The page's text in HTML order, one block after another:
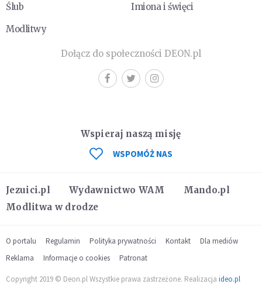
Ślub
Imiona i święci
Modlitwy
Dołącz do społeczności DEON.pl
Jezuici.pl Wydawnictwo WAM
Mando.pl
Modlitwa w drodze
Wspieraj naszą misję
WSPOMÓŻ NAS
O portalu Regulamin Polityka prywatności Kontakt
Dla mediów
Reklama
Informacje o cookies Patronat
Copyright 2019 © Deon.pl Wszystkie prawa zastrzeżone. Realizacja ideo.pl